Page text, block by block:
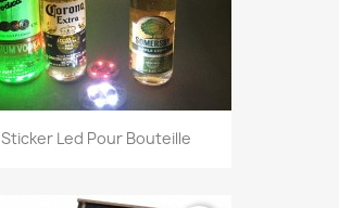
Sticker Led Pour Bouteille